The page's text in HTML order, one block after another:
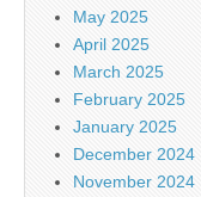
May 2025
April 2025
March 2025
February 2025
January 2025
December 2024
November 2024